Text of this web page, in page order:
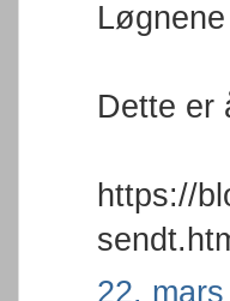
Dette er
https://
22.